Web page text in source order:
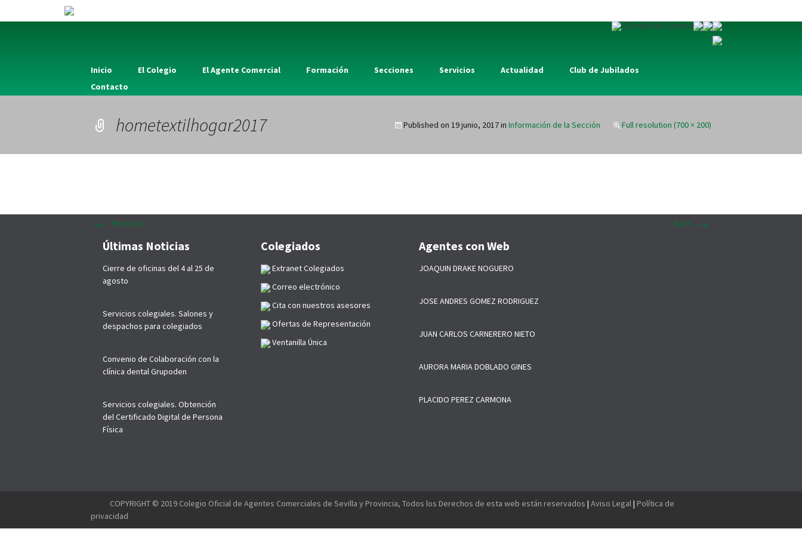
Consultar Correo
Inicio El Colegio El Agente Comercial Formación Secciones Servicios Actualidad
Club de Jubilados
Contacto
hometextilhogar2017 Published on 19 junio, 2017in Información de la Sección Full resolution (700 × 200)
← Previous Next→
Últimas Noticias
Cierre de oficinas del 4 al 25 de
agosto
Servicios colegiales. Salones y
despachos para colegiados
Convenio de Colaboración con la
clínica dental Grupoden
Servicios colegiales. Obtención
del Certificado Digital de Persona
Física
Colegiados
Extranet Colegiados
Correo electrónico
Cita con nuestros asesores
Ofertas de Representación
Ventanilla Única
Agentes con Web
JOAQUIN DRAKE NOGUERO
JOSE ANDRES GOMEZ RODRIGUEZ
JUAN CARLOS CARNERERO NIETO
AURORA MARIA DOBLADO GINES
PLACIDO PEREZ CARMONA
COPYRIGHT © 2019 Colegio Oficial de Agentes Comerciales de Sevilla y Provincia, Todos los Derechos de esta web están reservados | Aviso Legal| Política de
privacidad